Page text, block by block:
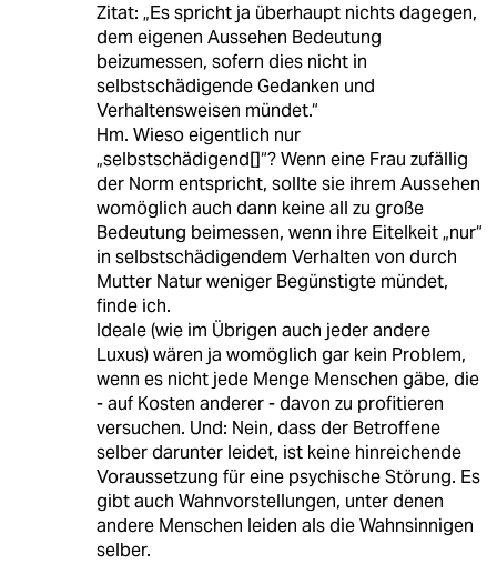
Zitat: „Es spricht ja überhaupt nichts dagegen,
dem eigenen Aussehen Bedeutung
beizumessen, sofern dies nicht in
selbstschädigende Gedanken und
Verhaltensweisen mündet.“
Hm. Wieso eigentlich nur
„selbstschädigend[]“? Wenn eine Frau zufällig
der Norm entspricht, sollte sie ihrem Aussehen
womöglich auch dann keine all zu große
Bedeutung beimessen, wenn ihre Eitelkeit „nur“
in selbstschädigendem Verhalten von durch
Mutter Natur weniger Begünstigte mündet,
finde ich.
Ideale (wie im Übrigen auch jeder andere
Luxus) wären ja womöglich gar kein Problem,
wenn es nicht jede Menge Menschen gäbe, die
- auf Kosten anderer - davon zu profitieren
versuchen. Und: Nein, dass der Betroffene
selber darunter leidet, ist keine hinreichende
Voraussetzung für eine psychische Störung. Es
gibt auch Wahnvorstellungen, unter denen
andere Menschen leiden als die Wahnsinnigen
selber.